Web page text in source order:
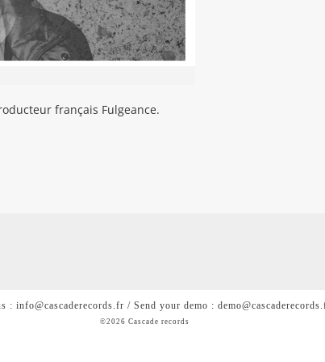
français Fulgeance.
: info@cascaderecords.fr / Send your demo :
©2026 Cascade records